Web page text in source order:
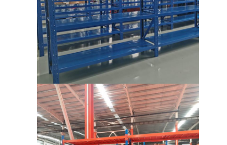
جولة في المصنع
مراقبة الجودة
اتصل بنا
القضايا
اطلب عرض أسعار